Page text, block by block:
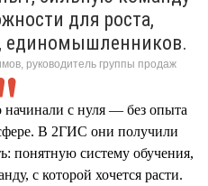
для роста,
единомышленников.
руководитель группы продаж
начинали с нуля — без опыта
В 2ГИС они получили
понятную систему обучения,
с которой хочется расти.